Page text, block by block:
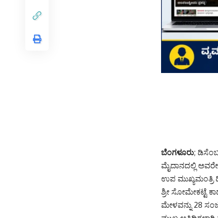
ಬೆಂಗಳೂರು;
ಮೈದಾನದಲ್ಲಿ
ಉಪ ಮುಖ್ಯಮಂತ್ರಿ
ಶ್ರೀ ಸೋಮೇಕಟ್ಟೆ
ಮೇಳವನ್ನು 28